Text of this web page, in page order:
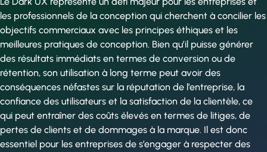
les professionnels de la conception qui cherchent à concilier les
objectifs commerciaux avec les principes éthiques et les
meilleures pratiques de conception. Bien qu’il puisse générer
des résultats immédiats en termes de conversion ou de
rétention, son utilisation à long terme peut avoir des
conséquences néfastes sur la réputation de l’entreprise, la
confiance des utilisateurs et la satisfaction de la clientèle, ce
qui peut entraîner des coûts élevés en termes de litiges, de
pertes de clients et de dommages à la marque. Il est donc
essentiel pour les entreprises de s’engager à respecter des